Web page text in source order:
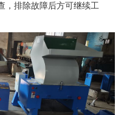
，排除故障后方可继续工